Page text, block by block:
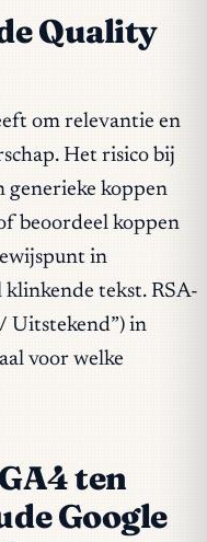
Quality
om relevantie en
Het risico bij
generieke koppen
beoordeel koppen
in
klinkende tekst. RSA-
Uitstekend”) in
voor welke
ten
Google